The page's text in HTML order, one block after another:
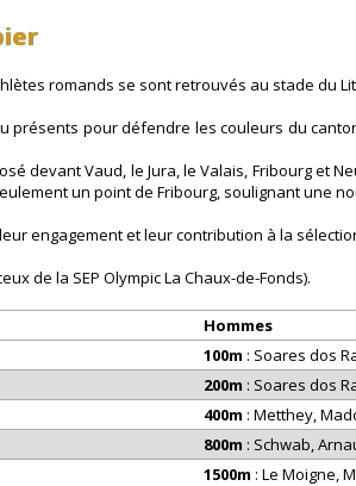
romands se sont retrouvés au stade du
présents pour défendre les couleurs du
devant Vaud, le Jura, le Valais, Fribourg et
un point de Fribourg, soulignant une
engagement et leur contribution à la
de la SEP Olympic La Chaux-de-Fonds).
Hommes
100m : Soares dos
200m : Soares dos
400m : Metthey,
800m : Schwab,
1500m : Le Moigne,